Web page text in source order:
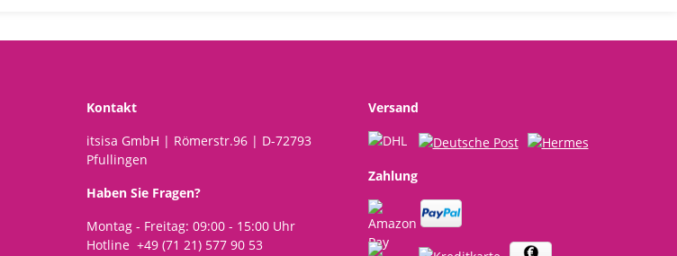
Kontakt
itsisa GmbH | Römerstr.96 | D-72793
Pfullingen
Haben Sie Fragen?
Montag - Freitag: 09:00 - 15:00 Uhr
Hotline +49 (71 21) 577 90 53
Versand
Zahlung